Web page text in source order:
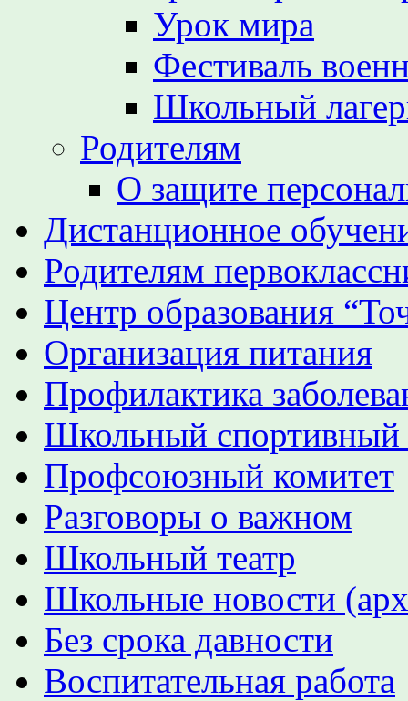
Урок мира
Фестиваль
Школьный
Родителям
О защите
Дистанционное
Родителям
Центр образования
Организация питания
Профилактика
Школьный
Профсоюзный комитет
Разговоры о важном
Школьный театр
Школьные новости
Без срока давности
Воспитательная работа